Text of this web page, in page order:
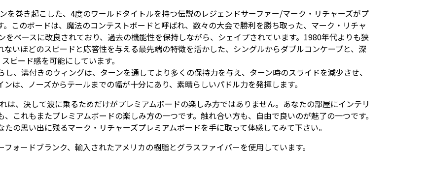
巻き起こした、4度のワールドタイトルを持つ伝説のレジェンドサーファー/マーク・リチャーズがプ
このボードは、魔法のコンテストボードと呼ばれ、数々の大会で勝利を勝ち取った、マーク・リチャ
ベースに改良されており、過去の機能性を保持しながら、シェイプされています。1980年代よりも狭
いほどのスピードと応答性を与える最先端の特徴を活かした、シングルからダブルコンケーブと、深
ピード感を可能にしています。
、溝付きのウィングは、ターンを通してより多くの保持力を与え、ターン時のスライドを減少させ、
は、ノーズからテールまでの幅が十分にあり、素晴らしいパドル力を発揮します。
は、決して波に乗るためだけがプレミアムボードの楽しみ方ではありません。あなたの部屋にインテリ
これもまたプレミアムボードの楽しみ方の一つです。触れ合い方も、自由で良いのが魅了の一つです。
の思い出に残るマーク・リチャーズプレミアムボードを手に取って体感してみて下さい。
ォードブランク、輸入されたアメリカの樹脂とグラスファイバーを使用しています。